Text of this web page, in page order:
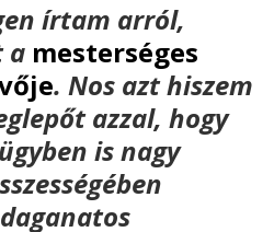
írtam arról,
a mesterséges
. Nos azt hiszem
azzal, hogy
is nagy